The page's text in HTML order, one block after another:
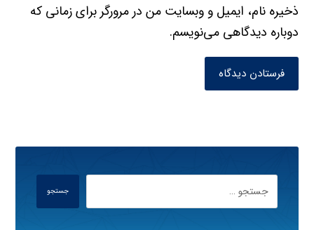
ذخیره نام، ایمیل و وبسایت من در مرورگر برای زمانی که
دوباره دیدگاهی می‌نویسم.
فرستادن دیدگاه
جستجو